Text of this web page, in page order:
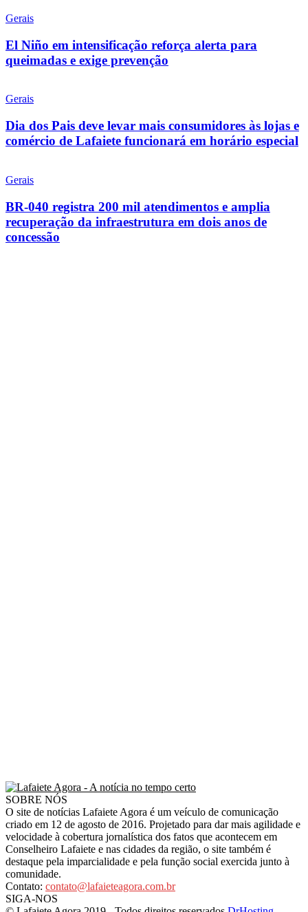
Gerais
El Niño em intensificação reforça alerta para
queimadas e exige prevenção
Gerais
Dia dos Pais deve levar mais consumidores às lojas e
comércio de Lafaiete funcionará em horário especial
Gerais
BR-040 registra 200 mil atendimentos e amplia
recuperação da infraestrutura em dois anos de
concessão
SOBRE NÓS
O site de notícias Lafaiete Agora é um veículo de comunicação
criado em 12 de agosto de 2016. Projetado para dar mais agilidade e
velocidade à cobertura jornalística dos fatos que acontecem em
Conselheiro Lafaiete e nas cidades da região, o site também é
destaque pela imparcialidade e pela função social exercida junto à
comunidade.
Contato: contato@lafaieteagora.com.br
SIGA-NOS